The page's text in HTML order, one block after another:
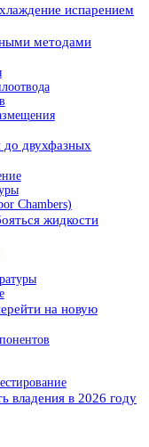
испарением
методами
двухфазных
Chambers)
жидкости
на новую
владения в 2026 году